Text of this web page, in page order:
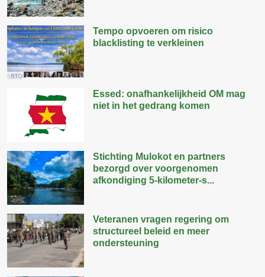
Tempo opvoeren om risico
blacklisting te verkleinen
Essed: onafhankelijkheid OM mag
niet in het gedrang komen
Stichting Mulokot en partners
bezorgd over voorgenomen
afkondiging 5-kilometer-s...
Veteranen vragen regering om
structureel beleid en meer
ondersteuning